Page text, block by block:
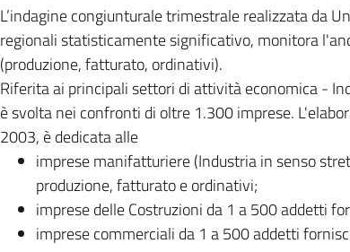
L’indagine congiunturale trimestrale realizzata da
regionali statisticamente significativo, monitora
(produzione, fatturato, ordinativi).
Riferita ai principali settori di attività economica -
è svolta nei confronti di oltre 1.300 imprese.
2003, è dedicata alle
imprese manifatturiere (Industria in senso
produzione, fatturato e ordinativi;
imprese delle Costruzioni da 1 a 500 addetti
imprese commerciali da 1 a 500 addetti